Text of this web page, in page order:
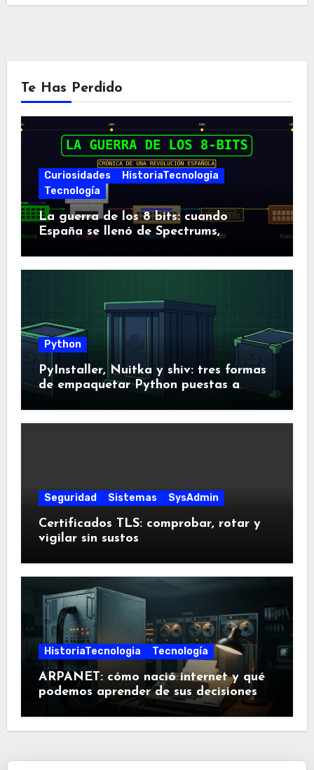
Te Has Perdido
Curiosidades
HistoriaTecnologia
Tecnología
La guerra de los 8 bits: cuando
España se llenó de Spectrums,
Python
PyInstaller, Nuitka y shiv: tres formas
de empaquetar Python puestas a
prueba
Seguridad Sistemas SysAdmin
Certificados TLS: comprobar, rotar y
vigilar sin sustos
HistoriaTecnologia Tecnología
ARPANET: cómo nació internet y qué
podemos aprender de sus decisiones